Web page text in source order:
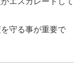
守る事が重要で